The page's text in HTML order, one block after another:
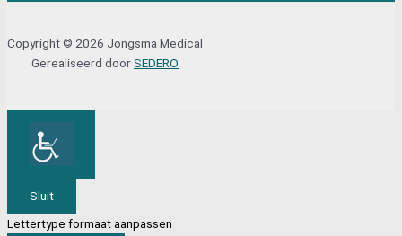
Copyright © 2026 Jongsma Medical
Gerealiseerd doorSEDERO
Sluit
Lettertype formaat aanpassen